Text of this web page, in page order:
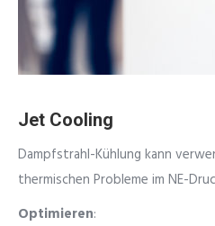
Jet Cooling
Dampfstrahl-Kühlung kann
thermischen Probleme im NE-
Optimieren: